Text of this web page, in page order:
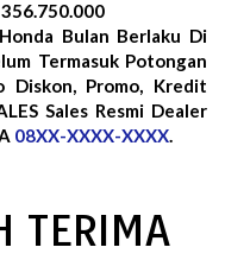
356.750.000
Bulan Berlaku Di
Termasuk Potongan
Diskon, Promo, Kredit
Sales Resmi Dealer
08XX-XXXX-XXXX.
TERIMA